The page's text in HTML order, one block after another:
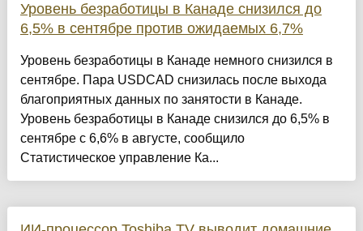
Уровень безработицы в Канаде снизился до
6,5% в сентябре против ожидаемых 6,7%
Уровень безработицы в Канаде немного снизился в
сентябре. Пара USDCAD снизилась после выхода
благоприятных данных по занятости в Канаде.
Уровень безработицы в Канаде снизился до 6,5% в
сентябре с 6,6% в августе, сообщило
Статистическое управление Ка...